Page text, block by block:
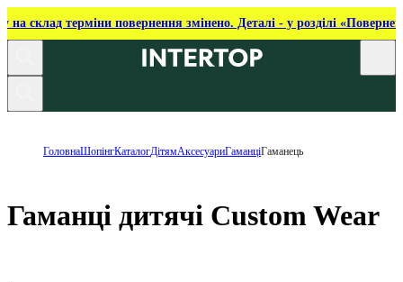
на склад терміни повернення змінено. Деталі - у розділі
ГоловнаШопінгКаталогДітямАксесуариГаманціГаманець
Гаманці дитячі Custom Wear